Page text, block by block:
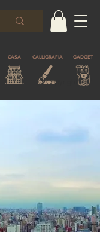
CASA CALLIGRAFIA GADGET
© Copyright